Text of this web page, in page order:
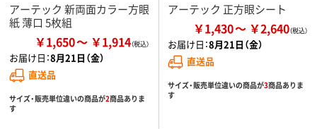
アーテック 新両面カラー方眼
紙 薄口 5枚組
￥1,650 ￥1,914
お届け日：8月21日（金）
直送品
サイズ・販売単位違いの商品が2商品ありま
す
アーテック 正方眼シート
￥1,430 ￥2,640
お届け日：8月21日（金）
直送品
サイズ・販売単位違いの商品が3商品ありま
す